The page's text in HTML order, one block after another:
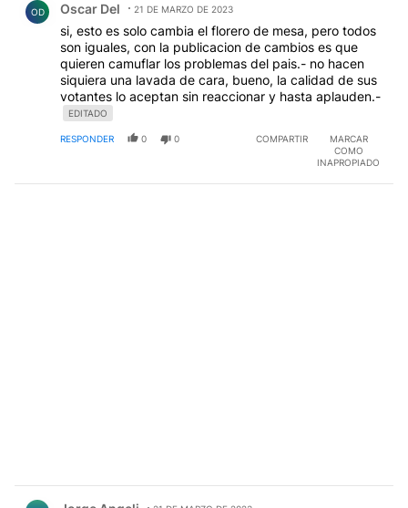
OD Oscar Del 21 DE MARZO DE 2023
si, esto es solo cambia el florero de mesa, pero todos
son iguales, con la publicacion de cambios es que
quieren camuflar los problemas del pais.- no hacen
siquiera una lavada de cara, bueno, la calidad de sus
votantes lo aceptan sin reaccionar y hasta aplauden.-
EDITADO
RESPONDER 0 0 COMPARTIR
MARCAR
COMO
INAPROPIADO